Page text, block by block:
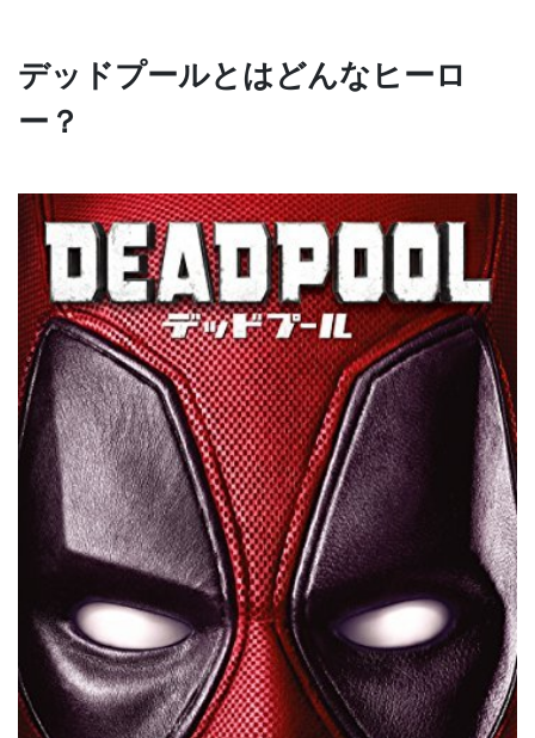
デッドプールとはどんなヒーロ
ー？